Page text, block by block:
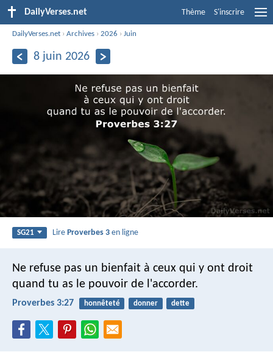
DailyVerses.net Thème S'inscrire
DailyVerses.net ›Archives ›2026 ›Juin
8 juin 2026
SG21 LireProverbes 3 en ligne
Ne refuse pas un bienfait à ceux qui y ont droit
quand tu as le pouvoir de l'accorder.
Proverbes 3:27 honnêteté donner dette